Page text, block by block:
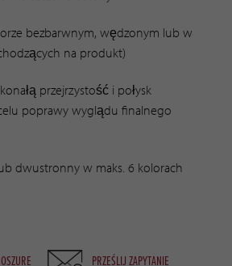
bezbarwnym, wędzonym lub w
na produkt)
przejrzystość i połysk
poprawy wyglądu finalnego
dwustronny w maks. 6 kolorach
PRZEŚLIJ ZAPYTANIE